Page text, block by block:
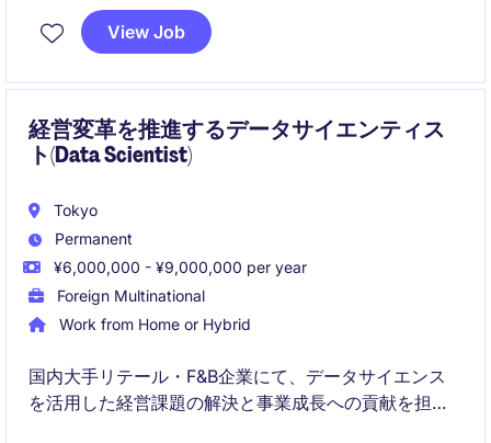
かしながら、グローバル環境で予算策定や分析業務に
携わることができるポジションです。
View Job
経営変革を推進するデータサイエンティス
ト(Data Scientist)
Tokyo
Permanent
¥6,000,000 - ¥9,000,000 per year
Foreign Multinational
Work from Home or Hybrid
国内大手リテール・F&B企業にて、データサイエンス
を活用した経営課題の解決と事業成長への貢献を担う